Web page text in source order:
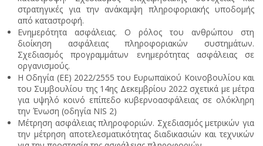
στρατηγικές για την ανάκαμψη πληροφοριακής υποδομής
από καταστροφή.
Ενημερότητα ασφάλειας. Ο ρόλος του ανθρώπου στη
διοίκηση ασφάλειας πληροφοριακών συστημάτων.
Σχεδιασμός προγραμμάτων ενημερότητας ασφάλειας σε
οργανισμούς.
Η Οδηγία (ΕΕ) 2022/2555 του Ευρωπαϊκού Κοινοβουλίου και
του Συμβουλίου της 14ης Δεκεμβρίου 2022 σχετικά με μέτρα
για υψηλό κοινό επίπεδο κυβερνοασφάλειας σε ολόκληρη
την Ένωση (οδηγία NIS 2)
Μέτρηση ασφάλειας πληροφοριών. Σχεδιασμός μετρικών για
την μέτρηση αποτελεσματικότητας διαδικασιών και τεχνικών